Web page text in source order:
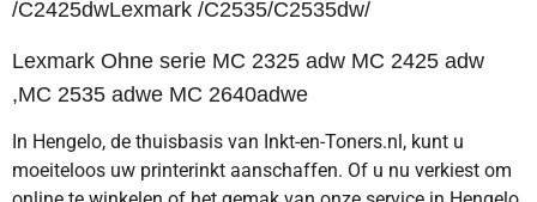
/C2425dwLexmark /C2535/C2535dw/
Lexmark Ohne serie MC 2325 adw MC 2425 adw
,MC 2535 adwe MC 2640adwe
In Hengelo, de thuisbasis van Inkt-en-Toners.nl, kunt u
moeiteloos uw printerinkt aanschaffen. Of u nu verkiest om